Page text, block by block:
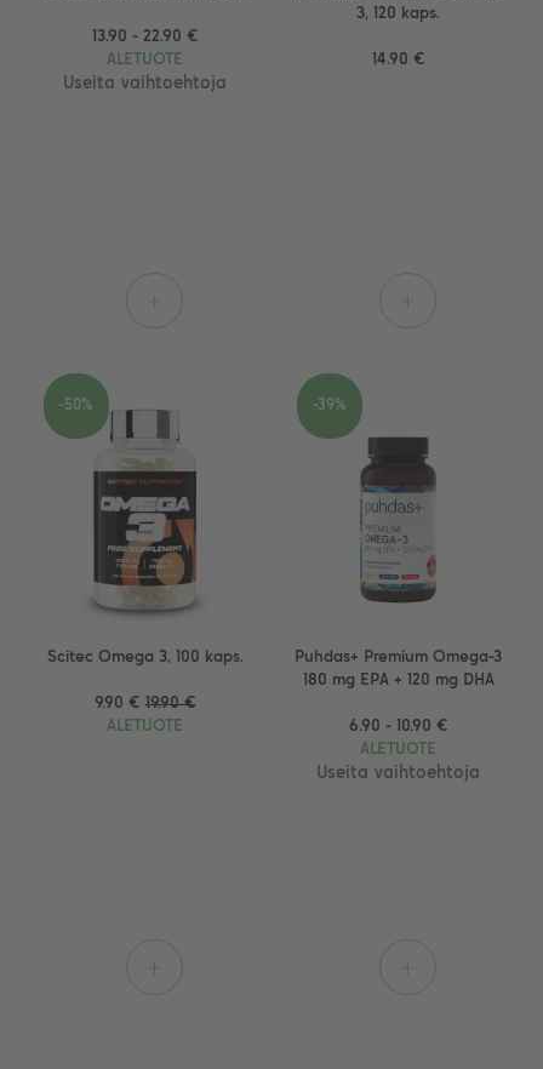
13.90 - 22.90 €
ALETUOTE
Useita vaihtoehtoja
3, 120 kaps.
14.90 €
Scitec Omega 3, 100 kaps.
9.90 € 19.90 €
ALETUOTE
-50%
Puhdas+ Premium Omega-3
180 mg EPA + 120 mg DHA
6.90 - 10.90 €
ALETUOTE
Useita vaihtoehtoja
-39%